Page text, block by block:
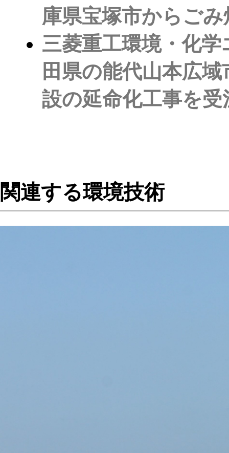
庫県宝塚市からご
三菱重工環境・化
田県の能代山本広
設の延命化工事を受
関連する環境技術